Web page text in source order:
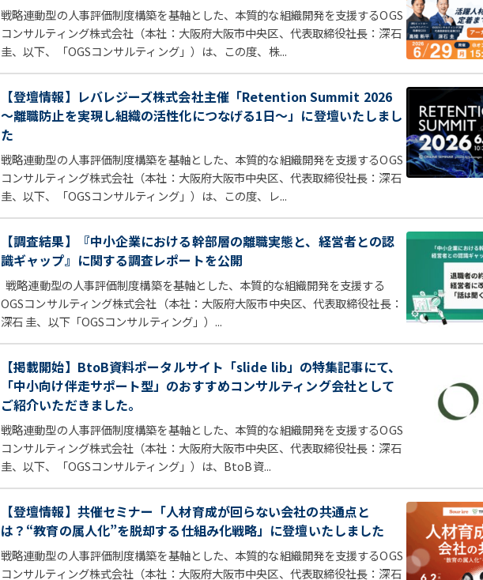
戦略連動型の人事評価制度構築を基軸とした、本質的な組織開発を支援するOGS
コンサルティング株式会社（本社：大阪府大阪市中央区、代表取締役社長：深石
圭、以下、「OGSコンサルティング」）は、この度、株...
【登壇情報】レバレジーズ株式会社主催「Retention Summit 2026
～離職防止を実現し組織の活性化につなげる1日～」に登壇いたしまし
た
戦略連動型の人事評価制度構築を基軸とした、本質的な組織開発を支援するOGS
コンサルティング株式会社（本社：大阪府大阪市中央区、代表取締役社長：深石
圭、以下、「OGSコンサルティング」）は、この度、レ...
【調査結果】『中小企業における幹部層の離職実態と、経営者との認
識ギャップ』に関する調査レポートを公開
戦略連動型の人事評価制度構築を基軸とした、本質的な組織開発を支援する
OGSコンサルティング株式会社（本社：大阪府大阪市中央区、代表取締役社長：
深石 圭、以下「OGSコンサルティング」）...
【掲載開始】BtoB資料ポータルサイト「slide lib」の特集記事にて、
「中小向け伴走サポート型」のおすすめコンサルティング会社として
ご紹介いただきました。
戦略連動型の人事評価制度構築を基軸とした、本質的な組織開発を支援するOGS
コンサルティング株式会社（本社：大阪府大阪市中央区、代表取締役社長：深石
圭、以下、「OGSコンサルティング」）は、BtoB資...
【登壇情報】共催セミナー「人材育成が回らない会社の共通点と
は？“教育の属人化”を脱却する仕組み化戦略」に登壇いたしました
戦略連動型の人事評価制度構築を基軸とした、本質的な組織開発を支援するOGS
コンサルティング株式会社（本社：大阪府大阪市中央区、代表取締役社長：深石